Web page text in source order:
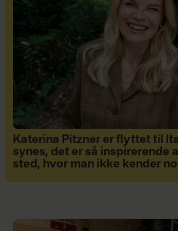
Katerina Pitzner er flyttet til
synes, det er så inspirerende
sted, hvor man ikke kender